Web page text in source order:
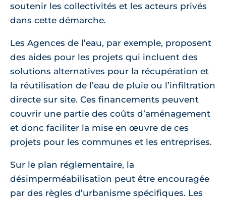
soutenir les collectivités et les acteurs privés
dans cette démarche.
Les Agences de l’eau, par exemple, proposent
des aides pour les projets qui incluent des
solutions alternatives pour la récupération et
la réutilisation de l’eau de pluie ou l’infiltration
directe sur site. Ces financements peuvent
couvrir une partie des coûts d’aménagement
et donc faciliter la mise en œuvre de ces
projets pour les communes et les entreprises.
Sur le plan réglementaire, la
désimperméabilisation peut être encouragée
par des règles d’urbanisme spécifiques. Les